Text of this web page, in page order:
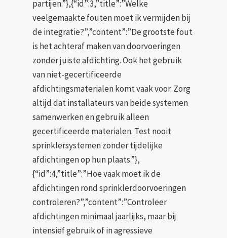
partijen.”},{“id”:3,”title”:”Welke
veelgemaakte fouten moet ik vermijden bij
de integratie?”,”content”:”De grootste fout
is het achteraf maken van doorvoeringen
zonder juiste afdichting. Ook het gebruik
van niet-gecertificeerde
afdichtingsmaterialen komt vaak voor. Zorg
altijd dat installateurs van beide systemen
samenwerken en gebruik alleen
gecertificeerde materialen. Test nooit
sprinklersystemen zonder tijdelijke
afdichtingen op hun plaats.”},
{“id”:4,”title”:”Hoe vaak moet ik de
afdichtingen rond sprinklerdoorvoeringen
controleren?”,”content”:”Controleer
afdichtingen minimaal jaarlijks, maar bij
intensief gebruik of in agressieve